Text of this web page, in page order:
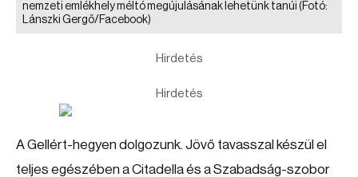
nemzeti emlékhely méltó megújulásának lehetünk tanúi (Fotó:
Lánszki Gergő/Facebook)
Hirdetés
Hirdetés
A Gellért-hegyen dolgozunk. Jövő tavasszal készül el
teljes egészében a Citadella és a Szabadság-szobor